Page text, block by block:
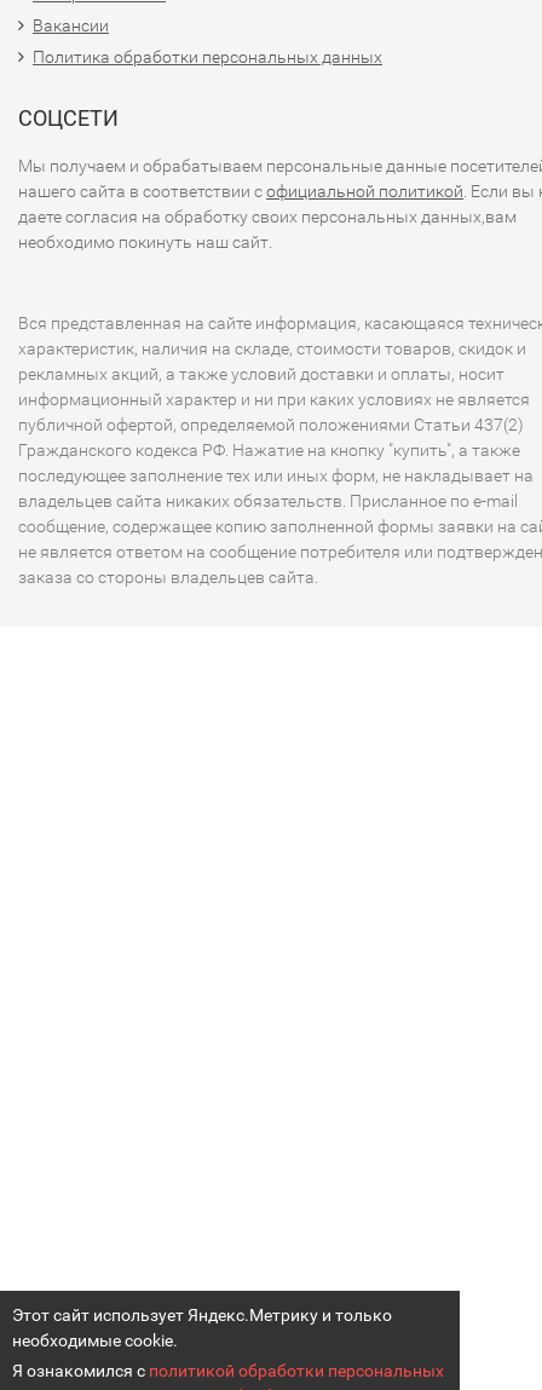
Этот сайт использует Яндекс.Метрику и только
необходимые cookie.
Я ознакомился с политикой обработки персональных
Вакансии
Политика обработки персональных данных
СОЦСЕТИ
Мы получаем и обрабатываем персональные данные
нашего сайта в соответствии софициальной политикой . Если вы
даете согласия на обработку своих персональных данных,вам
необходимо покинуть наш сайт.
Вся представленная на сайте информация, касающаяся
характеристик, наличия на складе, стоимости товаров, скидок и
рекламных акций, а также условий доставки и оплаты, носит
информационный характер и ни при каких условиях не является
публичной офертой, определяемой положениями Статьи 437(2)
Гражданского кодекса РФ. Нажатие на кнопку "купить", а также
последующее заполнение тех или иных форм, не накладывает на
владельцев сайта никаких обязательств. Присланное по e-mail
сообщение, содержащее копию заполненной формы заявки на
не является ответом на сообщение потребителя или
заказа со стороны владельцев сайта.